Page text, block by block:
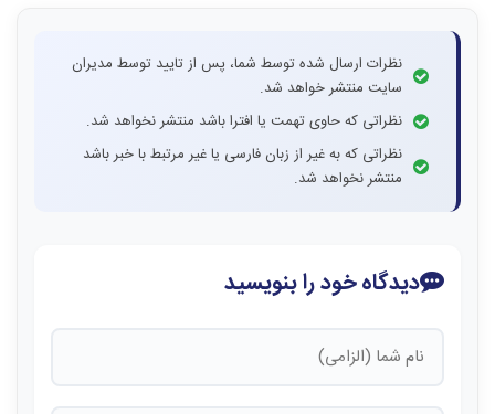
نظرات ارسال شده توسط شما، پس از تایید توسط مدیران
سایت منتشر خواهد شد.
نظراتی که حاوی تهمت یا افترا باشد منتشر نخواهد شد.
نظراتی که به غیر از زبان فارسی یا غیر مرتبط با خبر باشد
منتشر نخواهد شد.
دیدگاه خود را بنویسید